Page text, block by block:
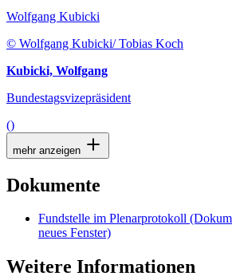
Wolfgang Kubicki
© Wolfgang Kubicki/ Tobias Koch
Kubicki, Wolfgang
Bundestagsvizepräsident
()
mehr anzeigen
Dokumente
Fundstelle im Plenarprotokoll
neues Fenster)
Weitere Informationen